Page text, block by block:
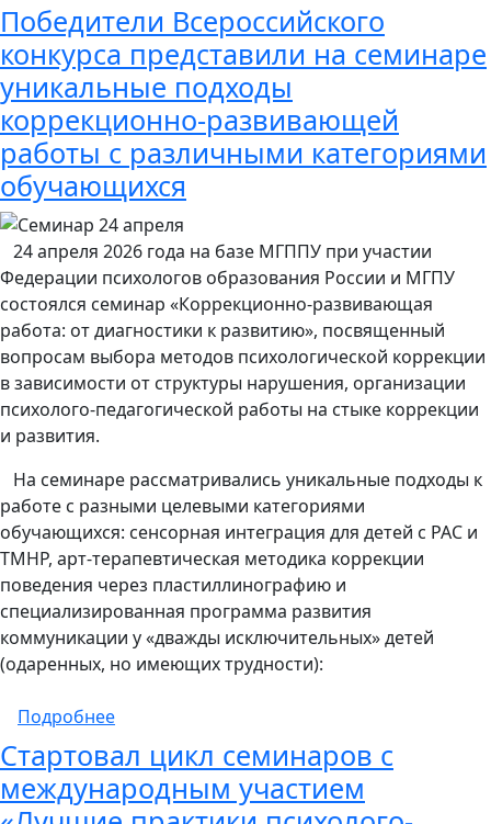
Победители Всероссийского
конкурса представили на семинаре
уникальные подходы
коррекционно-развивающей
работы с различными категориями
обучающихся
24 апреля 2026 года на базе МГППУ при участии
Федерации психологов образования России и МГПУ
состоялся семинар «Коррекционно-развивающая
работа: от диагностики к развитию», посвященный
вопросам выбора методов психологической коррекции
в зависимости от структуры нарушения, организации
психолого-педагогической работы на стыке коррекции
и развития.
На семинаре рассматривались уникальные подходы к
работе с разными целевыми категориями
обучающихся: сенсорная интеграция для детей с РАС и
ТМНР, арт-терапевтическая методика коррекции
поведения через пластиллинографию и
специализированная программа развития
коммуникации у «дважды исключительных» детей
(одаренных, но имеющих трудности):
Подробнеео Победители Всероссийского конкурса
Стартовал цикл семинаров с
международным участием